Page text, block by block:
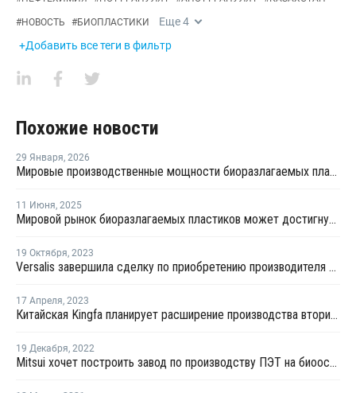
#НОВОСТЬ #БИОПЛАСТИКИ Еще4
+Добавить все теги в фильтр
Похожие новости
29 Января, 2026
Мировые производственные мощности биоразлагаемых пластиков в 2025 году достигли 1,1 млн тонн
11 Июня, 2025
Мировой рынок биоразлагаемых пластиков может достигнуть USD19,4 млрд к 2034 году
19 Октября, 2023
Versalis завершила сделку по приобретению производителя биопластиков Novamont
17 Апреля, 2023
Китайская Kingfa планирует расширение производства вторичных полимеров
19 Декабря, 2022
Mitsui хочет построить завод по производству ПЭТ на биооснове в США